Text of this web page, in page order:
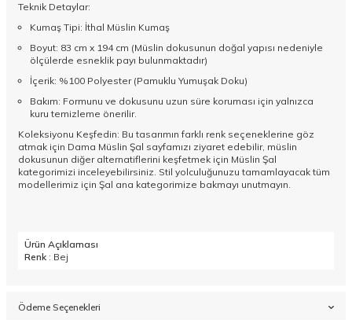
Teknik Detaylar:
Kumaş Tipi: İthal Müslin Kumaş
Boyut: 83 cm x 194 cm (Müslin dokusunun doğal yapısı nedeniyle
ölçülerde esneklik payı bulunmaktadır)
İçerik: %100 Polyester (Pamuklu Yumuşak Doku)
Bakım: Formunu ve dokusunu uzun süre koruması için yalnızca
kuru temizleme önerilir.
Koleksiyonu Keşfedin: Bu tasarımın farklı renk seçeneklerine göz
atmak için Dama Müslin Şal sayfamızı ziyaret edebilir, müslin
dokusunun diğer alternatiflerini keşfetmek için Müslin Şal
kategorimizi inceleyebilirsiniz. Stil yolculuğunuzu tamamlayacak tüm
modellerimiz için Şal ana kategorimize bakmayı unutmayın.
Ürün Açıklaması
Renk : Bej
Ödeme Seçenekleri